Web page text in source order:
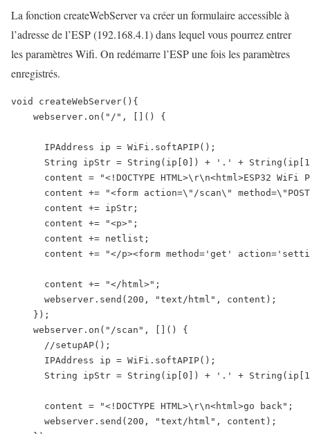
La fonction createWebServer va créer un formulaire accessible à
l’adresse de l’ESP (192.168.4.1) dans lequel vous pourrez entrer
les paramètres Wifi. On redémarre l’ESP une fois les paramètres
enregistrés.
void createWebServer(){
    webserver.on("/", []() {
      IPAddress ip = WiFi.softAPIP();
String ipStr = String(ip[0]) + '.' +
content = "<!DOCTYPE HTML>\r\n<html>ESP32 WiFi
content += "<form action=\"/scan\"
      content += ipStr;
      content += "<p>";
      content += netlist;
content += "</p><form method='get'
      content += "</html>";
      webserver.send(200, "text/html", content);
    });
    webserver.on("/scan", []() {
      //setupAP();
      IPAddress ip = WiFi.softAPIP();
String ipStr = String(ip[0]) + '.' +
      content = "<!DOCTYPE HTML>\r\n<html>go back";
      webserver.send(200, "text/html", content);